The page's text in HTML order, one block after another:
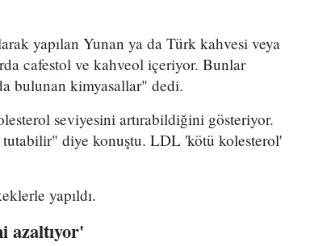
yapılan Yunan ya da Türk kahvesi veya
cafestol ve kahveol içeriyor. Bunlar
bulunan kimyasallar" dedi.
seviyesini artırabildiğini gösteriyor.
diye konuştu. LDL 'kötü kolesterol'
yapıldı.
azaltıyor'